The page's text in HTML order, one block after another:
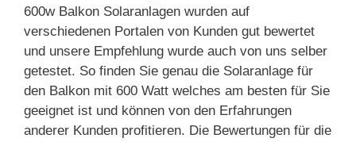
600w Balkon Solaranlagen wurden auf
verschiedenen Portalen von Kunden gut bewertet
und unsere Empfehlung wurde auch von uns selber
getestet. So finden Sie genau die Solaranlage für
den Balkon mit 600 Watt welches am besten für Sie
geeignet ist und können von den Erfahrungen
anderer Kunden profitieren. Die Bewertungen für die